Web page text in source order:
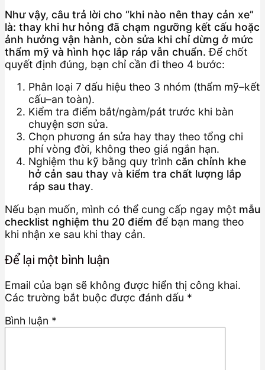
Như vậy, câu trả lời cho “khi nào nên thay cản xe”
là: thay khi hư hỏng đã chạm ngưỡng kết cấu hoặc
ảnh hưởng vận hành, còn sửa khi chỉ dừng ở mức
thẩm mỹ và hình học lắp ráp vẫn chuẩn. Để chốt
quyết định đúng, bạn chỉ cần đi theo 4 bước:
Phân loại 7 dấu hiệu theo 3 nhóm (thẩm mỹ–kết
cấu–an toàn).
Kiểm tra điểm bắt/ngàm/pát trước khi bàn
chuyện sơn sửa.
Chọn phương án sửa hay thay theo tổng chi
phí vòng đời, không theo giá ngắn hạn.
Nghiệm thu kỹ bằng quy trình căn chỉnh khe
hở cản sau thay và kiểm tra chất lượng lắp
ráp sau thay.
Nếu bạn muốn, mình có thể cung cấp ngay một mẫu
checklist nghiệm thu 20 điểm để bạn mang theo
khi nhận xe sau khi thay cản.
Để lại một bình luận
Email của bạn sẽ không được hiển thị công khai.
Các trường bắt buộc được đánh dấu *
Bình luận *